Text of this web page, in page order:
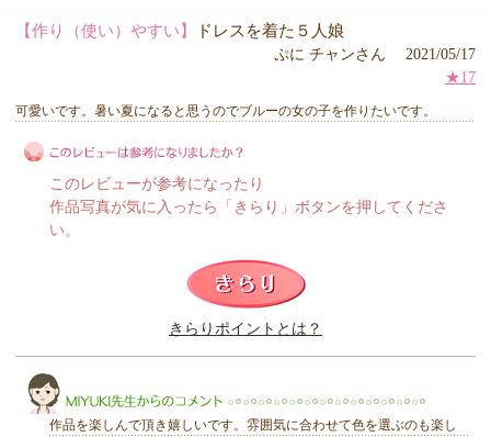
【作り（使い）やすい】 ドレスを着た５人娘
ぷに チャンさん 2021/05/17
★17
可愛いです。暑い夏になると思うのでブルーの女の子を作りたいです。
このレビューは参考になりましたか？
このレビューが参考になったり
作品写真が気に入ったら「きらり」ボタンを押してくださ
い。
きらりポイントとは？
作品を楽しんで頂き嬉しいです。雰囲気に合わせて色を選ぶのも楽し